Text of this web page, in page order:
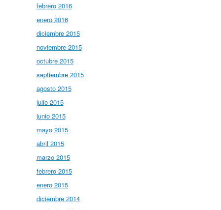
febrero 2016
enero 2016
diciembre 2015
noviembre 2015
octubre 2015
septiembre 2015
agosto 2015
julio 2015
junio 2015
mayo 2015
abril 2015
marzo 2015
febrero 2015
enero 2015
diciembre 2014